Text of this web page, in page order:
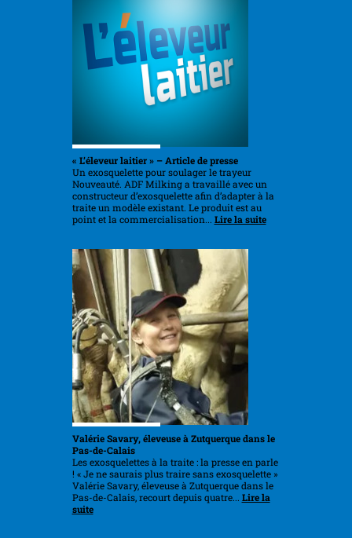
« L’éleveur laitier » – Article de presse
Un exosquelette pour soulager le trayeur
Nouveauté. ADF Milking a travaillé avec un
constructeur d’exosquelette afin d’adapter à la
traite un modèle existant. Le produit est au
point et la commercialisation... Lire la suite
Valérie Savary, éleveuse à Zutquerque dans le
Pas-de-Calais
Les exosquelettes à la traite : la presse en parle
! « Je ne saurais plus traire sans exosquelette »
Valérie Savary, éleveuse à Zutquerque dans le
Pas-de-Calais, recourt depuis quatre... Lire la
suite